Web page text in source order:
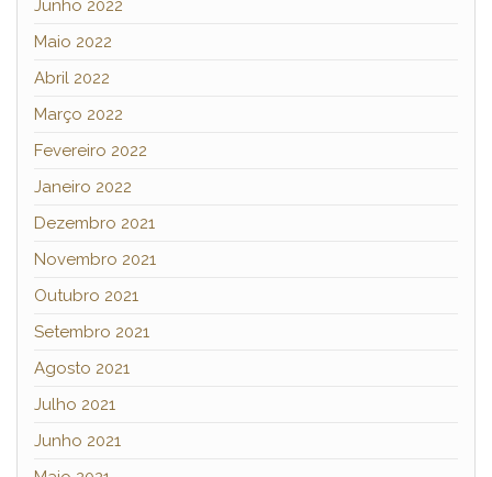
Junho 2022
Maio 2022
Abril 2022
Março 2022
Fevereiro 2022
Janeiro 2022
Dezembro 2021
Novembro 2021
Outubro 2021
Setembro 2021
Agosto 2021
Julho 2021
Junho 2021